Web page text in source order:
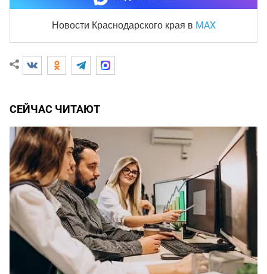
Новости Краснодарского края в MAX
СЕЙЧАС ЧИТАЮТ